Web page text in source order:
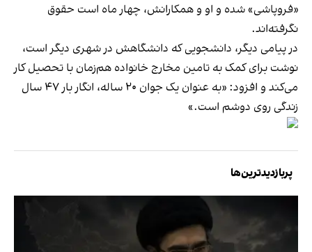
«فروپاشی» شده و او و همکارانش، چهار ماه است حقوق
نگرفته‌اند.
در پیامی دیگر، دانشجویی که دانشگاهش در شهری دیگر است،
نوشت برای کمک به تامین مخارج خانواده هم‌زمان با تحصیل کار
می‌کند و افزود: «به عنوان یک جوان ۲۰ ساله، انگار بار ۴۷ سال
زندگی روی دوشم است.»
پربازدیدترین‌ها